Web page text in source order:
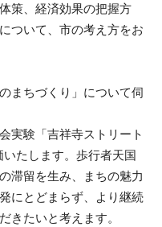
策、経済効果の把握方
ついて、市の考え方をお
まちづくり」について伺
実験「吉祥寺ストリート
たします。歩行者天国
滞留を生み、まちの魅力
にとどまらず、より継続
きたいと考えます。